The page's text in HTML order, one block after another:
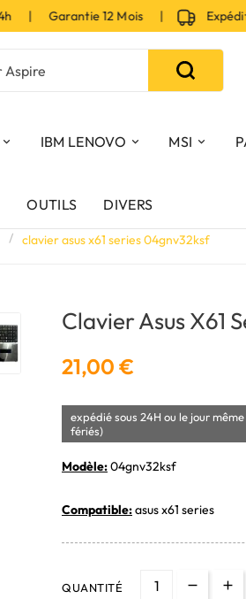
| Garantie 12 Mois |
IBM LENOVO MSI
OUTILS DIVERS
clavier asus x61 series 04gnv32ksf
Clavier Asus X61
21,00 €
expédié sous 24H ou le jour
fériés)
Modèle:04gnv32ksf
Compatible:asus x61 series
QUANTITÉ